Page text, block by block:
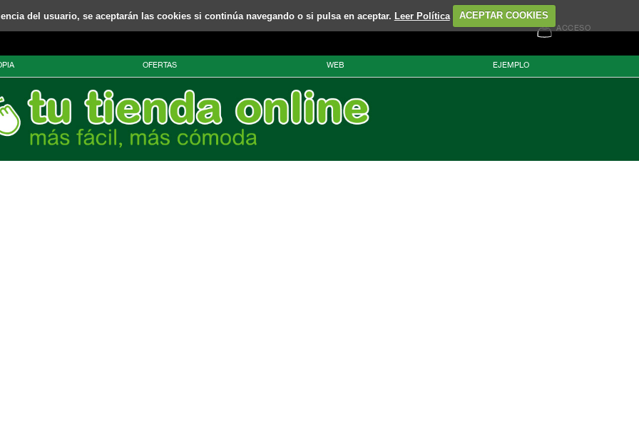
del usuario, se aceptarán las cookies si continúa navegando o si pulsa en aceptar. Leer Política ACEPTAR COOKIES
ACCESO
OFERTAS WEB EJEMPLO